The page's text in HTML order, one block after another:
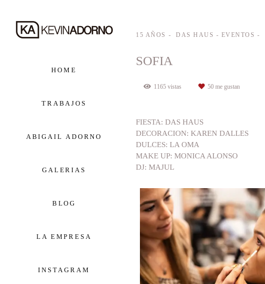
HOME
TRABAJOS
ABIGAIL ADORNO
GALERIAS
BLOG
LA EMPRESA
INSTAGRAM
15 AÑOS DAS HAUS - EVENTOS
SOFIA
1165 vistas 50 me gustan
FIESTA: DAS HAUS
DECORACION: KAREN DALLES
DULCES: LA OMA
MAKE UP: MONICA ALONSO
DJ: MAJUL